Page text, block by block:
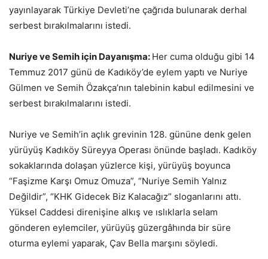
yayınlayarak Türkiye Devleti’ne çağrıda bulunarak derhal
serbest bırakılmalarını istedi.
Nuriye ve Semih için Dayanışma: Her cuma olduğu gibi 14
Temmuz 2017 günü de Kadıköy’de eylem yaptı ve Nuriye
Gülmen ve Semih Özakça’nın talebinin kabul edilmesini ve
serbest bırakılmalarını istedi.
Nuriye ve Semih’in açlık grevinin 128. gününe denk gelen
yürüyüş Kadıköy Süreyya Operası önünde başladı. Kadıköy
sokaklarında dolaşan yüzlerce kişi, yürüyüş boyunca
“Faşizme Karşı Omuz Omuza”, “Nuriye Semih Yalnız
Değildir”, “KHK Gidecek Biz Kalacağız” sloganlarını attı.
Yüksel Caddesi direnişine alkış ve ıslıklarla selam
gönderen eylemciler, yürüyüş güzergâhında bir süre
oturma eylemi yaparak, Çav Bella marşını söyledi.